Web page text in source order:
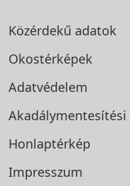
Közérdekű adatok
Okostérképek
Adatvédelem
Akadálymentesítési
Honlaptérkép
Impresszum